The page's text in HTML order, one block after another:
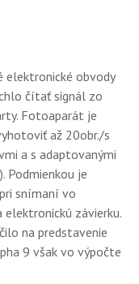
elektronické obvody
čítať signál zo
Fotoaparát je
až 20obr./s
a s adaptovanými
Podmienkou je
snímaní vo
závierku.
na predstavenie
9 však vo výpočte